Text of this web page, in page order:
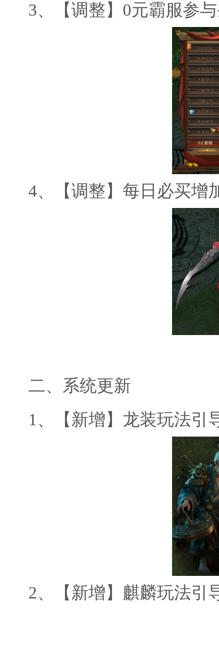
3、 【调整】 0元霸服参
4、 【调整】每日必买增
二、 系统更新
1、
【新增】龙装玩法引
2、 【新增】麒麟玩法引